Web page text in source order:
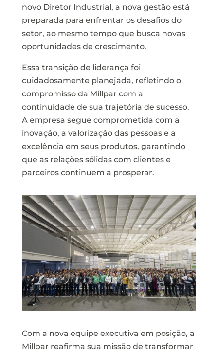
novo Diretor Industrial, a nova gestão está
preparada para enfrentar os desafios do
setor, ao mesmo tempo que busca novas
oportunidades de crescimento.
Essa transição de liderança foi
cuidadosamente planejada, refletindo o
compromisso da Millpar com a
continuidade de sua trajetória de sucesso.
A empresa segue comprometida com a
inovação, a valorização das pessoas e a
excelência em seus produtos, garantindo
que as relações sólidas com clientes e
parceiros continuem a prosperar.
Com a nova equipe executiva em posição, a
Millpar reafirma sua missão de transformar